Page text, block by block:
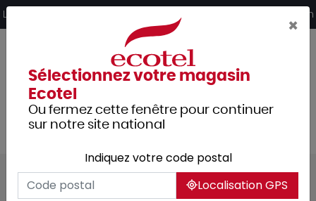
Livraison offerte dès 249€ HT d’achat et retrait 2h en magasin
Mignardises :72 article(s)
×
Sélectionnez votre magasin
Ecotel
Ou fermez cette fenêtre pour continuer
sur notre site national
Indiquez votre code postal
Localisation GPS
Panneau de gestion des cookies